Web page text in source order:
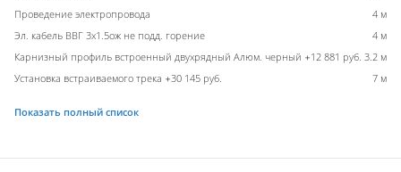
Проведение электропровода
4 м
Эл. кабель ВВГ 3х1.5ож не подд. горение
4 м
Карнизный профиль встроенный двухрядный Алюм. черный +12 881 руб. 3.2 м
Установка встраиваемого трека +30 145 руб.
7 м
Показать полный список